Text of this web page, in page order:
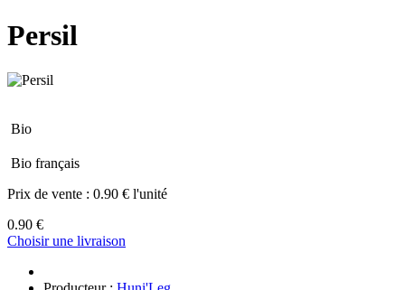
Persil
Bio
Bio français
Prix de vente : 0.90 € l'unité
0.90 €
Choisir une livraison